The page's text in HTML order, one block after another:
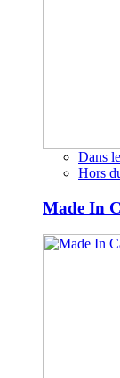
Dans
Hors
Made In